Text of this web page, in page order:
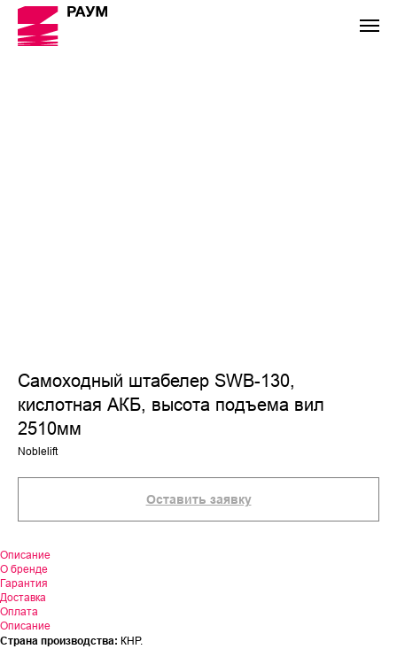
Самоходный штабелер SWB-130,
кислотная АКБ, высота подъема вил
2510мм
Noblelift
Оставить заявку
Описание
О бренде
Гарантия
Доставка
Оплата
Описание
Страна производства: КНР.